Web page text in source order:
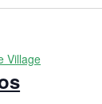
Village